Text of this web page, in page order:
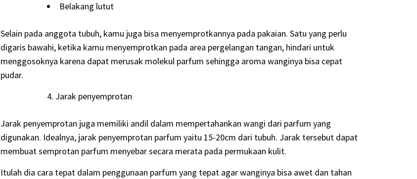
Belakang lutut
Selain pada anggota tubuh, kamu juga bisa menyemprotkannya pada pakaian. Satu yang perlu
digaris bawahi, ketika kamu menyemprotkan pada area pergelangan tangan, hindari untuk
menggosoknya karena dapat merusak molekul parfum sehingga aroma wanginya bisa cepat
pudar.
Jarak penyemprotan
Jarak penyemprotan juga memiliki andil dalam mempertahankan wangi dari parfum yang
digunakan. Idealnya, jarak penyemprotan parfum yaitu 15-20cm dari tubuh. Jarak tersebut dapat
membuat semprotan parfum menyebar secara merata pada permukaan kulit.
Itulah dia cara tepat dalam penggunaan parfum yang tepat agar wanginya bisa awet dan tahan